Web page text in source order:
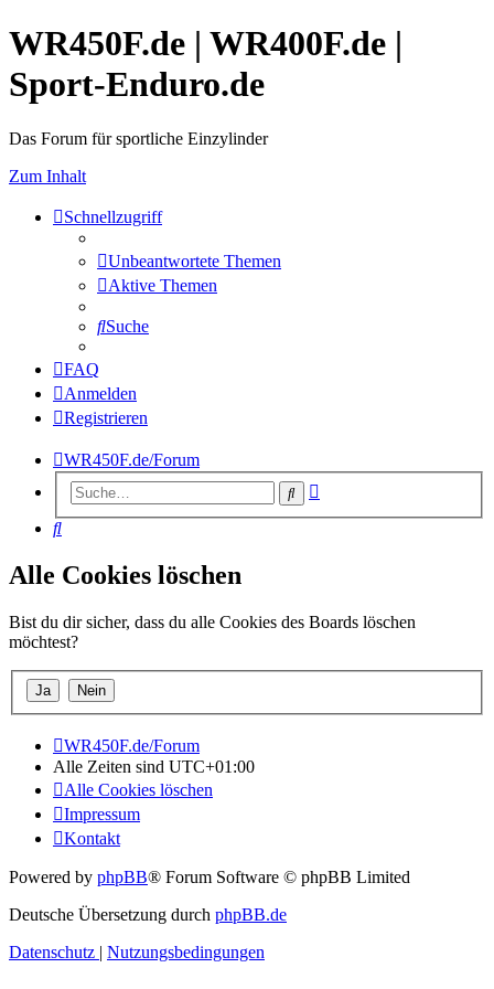
WR450F.de | WR400F.de |
Sport-Enduro.de
Das Forum für sportliche Einzylinder
Zum Inhalt
Schnellzugriff
Unbeantwortete Themen
Aktive Themen
Suche
FAQ
Anmelden
Registrieren
WR450F.de/Forum
Suche
Suche
Alle Cookies löschen
Bist du dir sicher, dass du alle Cookies des Boards löschen
möchtest?
WR450F.de/Forum
Alle Zeiten sind UTC+01:00
Alle Cookies löschen
Impressum
Kontakt
Powered by phpBB® Forum Software © phpBB Limited
Deutsche Übersetzung durch phpBB.de
Datenschutz | Nutzungsbedingungen